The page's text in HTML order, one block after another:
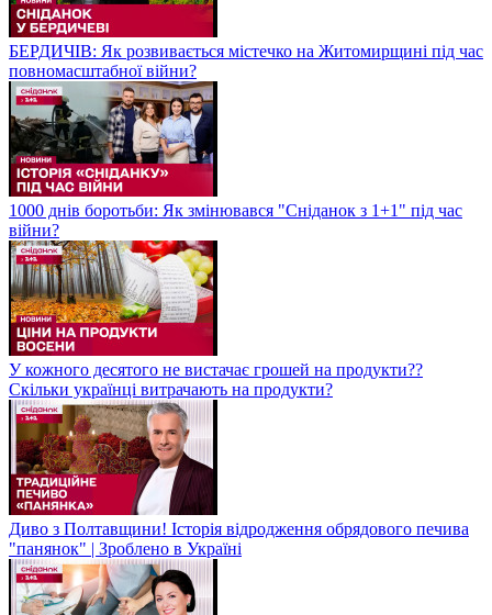
БЕРДИЧІВ: Як розвивається містечко на Житомирщині під час
повномасштабної війни?
1000 днів боротьби: Як змінювався "Сніданок з 1+1" під час
війни?
У кожного десятого не вистачає грошей на продукти??
Скільки українці витрачають на продукти?
Диво з Полтавщини! Історія відродження обрядового печива
"панянок" | Зроблено в Україні